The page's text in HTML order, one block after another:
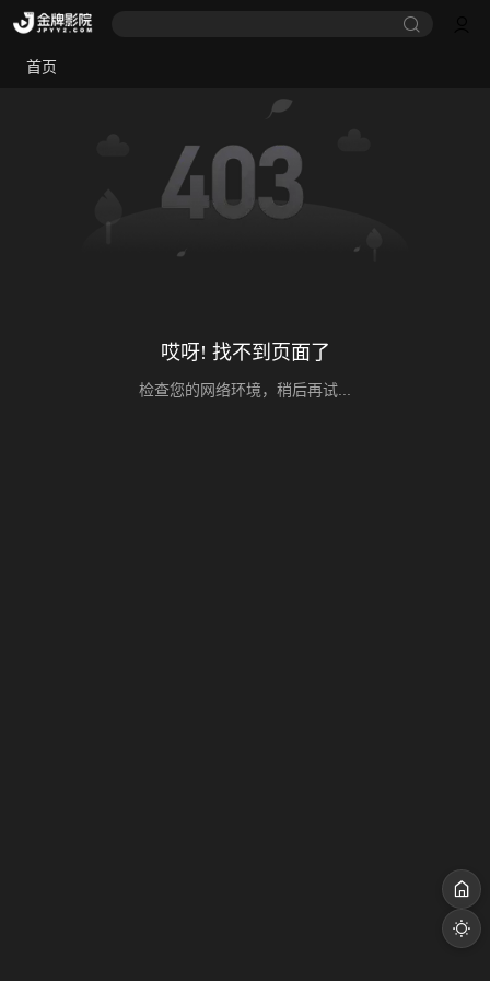
首页
哎呀! 找不到页面了
检查您的网络环境，稍后再试...